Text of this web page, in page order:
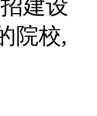
建设
院校,